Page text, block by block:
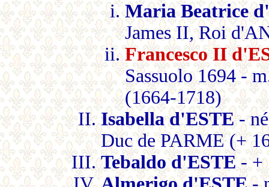
Maria Beatrice
James II, Roi
Francesco II
Sassuolo 1694 -
(1664-1718)
Isabella d'ESTE -
Duc de PARME (+
Tebaldo d'ESTE - +